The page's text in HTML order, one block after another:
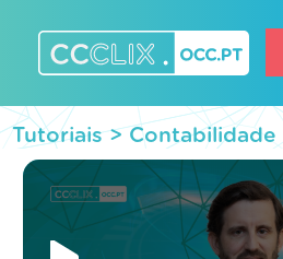
content
Tutoriais > Contabilidade